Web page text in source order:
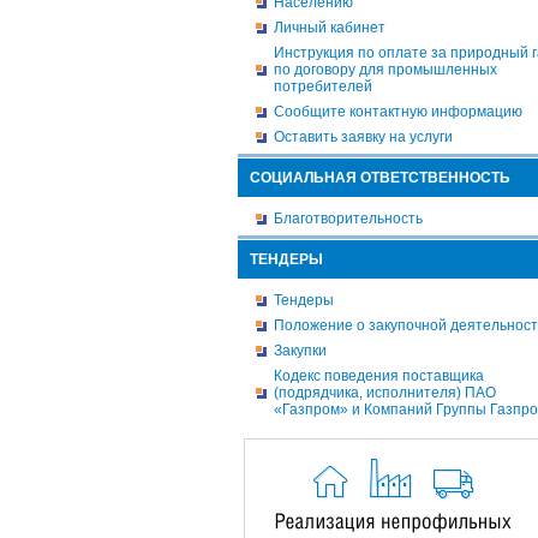
Личный кабинет
Инструкция по оплате за природный
по договору для промышленных
потребителей
Сообщите контактную информацию
Оставить заявку на услуги
СОЦИАЛЬНАЯ ОТВЕТСТВЕННОСТЬ
Благотворительность
ТЕНДЕРЫ
Тендеры
Положение о закупочной
Закупки
Кодекс поведения поставщика
(подрядчика, исполнителя) ПАО
«Газпром» и Компаний Группы